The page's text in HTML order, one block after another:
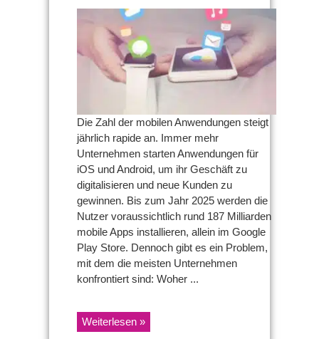
brillante
App-
Entwicklung
im
Jahr
Die Zahl der mobilen Anwendungen steigt
jährlich rapide an. Immer mehr
Unternehmen starten Anwendungen für
iOS und Android, um ihr Geschäft zu
digitalisieren und neue Kunden zu
gewinnen. Bis zum Jahr 2025 werden die
Nutzer voraussichtlich rund 187 Milliarden
mobile Apps installieren, allein im Google
Play Store. Dennoch gibt es ein Problem,
mit dem die meisten Unternehmen
konfrontiert sind: Woher ...
Weiterlesen »